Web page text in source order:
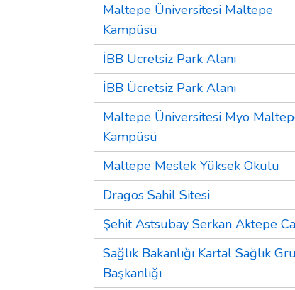
Maltepe Üniversitesi Maltepe
Kampüsü
İBB Ücretsiz Park Alanı
İBB Ücretsiz Park Alanı
Maltepe Üniversitesi Myo
Kampüsü
Maltepe Meslek Yüksek Okulu
Dragos Sahil Sitesi
Şehit Astsubay Serkan Aktepe
Sağlık Bakanlığı Kartal Sağlık
Başkanlığı